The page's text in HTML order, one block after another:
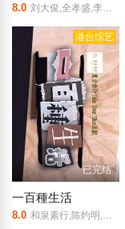
8.0 刘大俊,全孝盛,李伊庚,宋海娜
港台综艺
已完结
一百種生活
8.0 和泉素行,陈灼明,何式凝